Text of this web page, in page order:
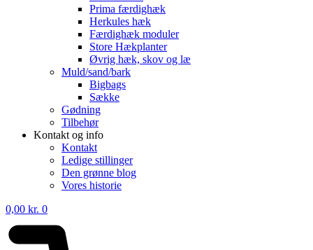
Prima færdighæk
Herkules hæk
Færdighæk moduler
Store Hækplanter
Øvrig hæk, skov og læ
Muld/sand/bark
Bigbags
Sække
Gødning
Tilbehør
Kontakt og info
Kontakt
Ledige stillinger
Den grønne blog
Vores historie
0,00 kr. 0